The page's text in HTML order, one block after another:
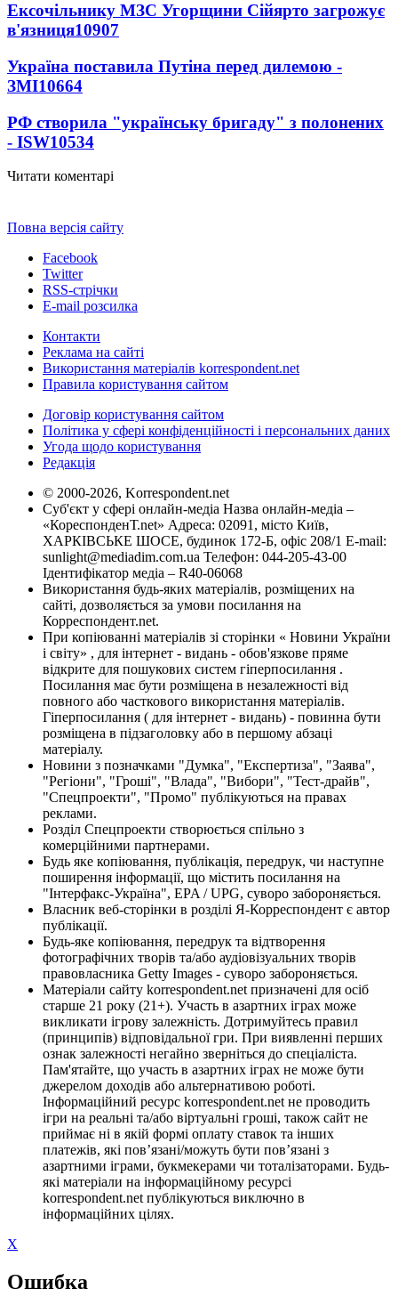
Ексочільнику МЗС Угорщини Сійярто загрожує
в'язниця10907
Україна поставила Путіна перед дилемою -
ЗМІ10664
РФ створила "українську бригаду" з полонених
- ISW10534
Читати коментарі
Повна версія сайту
Facebook
Twitter
RSS-стрічки
E-mail розсилка
Контакти
Реклама на сайті
Використання матеріалів korrespondent.net
Правила користування сайтом
Договір користування сайтом
Політика у сфері конфіденційності і персональних даних
Угода щодо користування
Редакція
© 2000-2026, Korrespondent.net
Суб'єкт у сфері онлайн-медіа Назва онлайн-медіа –
«КореспонденТ.net» Адреса: 02091, місто Київ,
ХАРКІВСЬКЕ ШОСЕ, будинок 172-Б, офіс 208/1 E-mail:
sunlight@mediadim.com.ua Телефон: 044-205-43-00
Ідентифікатор медіа – R40-06068
Використання будь-яких матеріалів, розміщених на
сайті, дозволяється за умови посилання на
Корреспондент.net.
При копіюванні матеріалів зі сторінки « Новини України
і світу» , для інтернет - видань - обов'язкове пряме
відкрите для пошукових систем гіперпосилання .
Посилання має бути розміщена в незалежності від
повного або часткового використання матеріалів.
Гіперпосилання ( для інтернет - видань) - повинна бути
розміщена в підзаголовку або в першому абзаці
матеріалу.
Новини з позначками "Думка", "Експертиза", "Заява",
"Регіони", "Гроші", "Влада", "Вибори", "Тест-драйв",
"Спецпроекти", "Промо" публікуються на правах
реклами.
Розділ Спецпроекти створюється спільно з
комерційними партнерами.
Будь яке копіювання, публікація, передрук, чи наступне
поширення інформації, що містить посилання на
"Інтерфакс-Україна", EPA / UPG, суворо забороняється.
Власник веб-сторінки в розділі Я-Корреспондент є автор
публікації.
Будь-яке копіювання, передрук та відтворення
фотографічних творів та/або аудіовізуальних творів
правовласника Getty Images - суворо забороняється.
Матеріали сайту korrespondent.net призначені для осіб
старше 21 року (21+). Участь в азартних іграх може
викликати ігрову залежність. Дотримуйтесь правил
(принципів) відповідальної гри. При виявленні перших
ознак залежності негайно зверніться до спеціаліста.
Пам'ятайте, що участь в азартних іграх не може бути
джерелом доходів або альтернативою роботі.
Інформаційний ресурс korrespondent.net не проводить
ігри на реальні та/або віртуальні гроші, також сайт не
приймає ні в якій формі оплату ставок та інших
платежів, які пов’язані/можуть бути пов’язані з
азартними іграми, букмекерами чи тоталізаторами. Будь-
які матеріали на інформаційному ресурсі
korrespondent.net публікуються виключно в
інформаційних цілях.
X
Ошибка